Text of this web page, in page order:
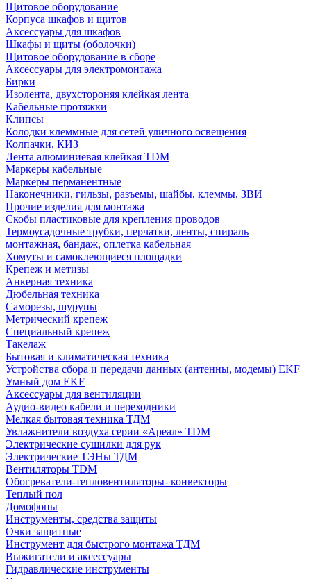
Щитовое оборудование
Корпуса шкафов и щитов
Аксессуары для шкафов
Шкафы и щиты (оболочки)
Щитовое оборудование в сборе
Аксессуары для электромонтажа
Бирки
Изолента, двухстороняя клейкая лента
Кабельные протяжки
Клипсы
Колодки клеммные для сетей уличного освещения
Колпачки, КИЗ
Лента алюминиевая клейкая TDM
Маркеры кабельные
Маркеры перманентные
Наконечники, гильзы, разъемы, шайбы, клеммы, ЗВИ
Прочие изделия для монтажа
Скобы пластиковые для крепления проводов
Термоусадочные трубки, перчатки, ленты, спираль
монтажная, бандаж, оплетка кабельная
Хомуты и самоклеющиеся площадки
Крепеж и метизы
Анкерная техника
Дюбельная техника
Саморезы, шурупы
Метрический крепеж
Специальный крепеж
Такелаж
Бытовая и климатическая техника
Устройства сбора и передачи данных (антенны, модемы) EKF
Умный дом EKF
Аксессуары для вентиляции
Аудио-видео кабели и переходники
Мелкая бытовая техника ТДМ
Увлажнители воздуха серии «Ареал» TDM
Электрические сушилки для рук
Электрические ТЭНы ТДМ
Вентиляторы TDM
Обогреватели-тепловентиляторы- конвекторы
Теплый пол
Домофоны
Инструменты, средства защиты
Очки защитные
Инструмент для быстрого монтажа ТДМ
Выжигатели и аксессуары
Гидравлические инструменты